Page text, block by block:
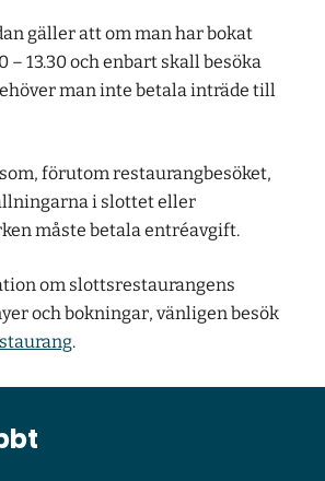
gäller att om man har bokat
– 13.30 och enbart skall besöka
man inte betala inträde till
förutom restaurangbesöket,
i slottet eller
måste betala entréavgift.
om slottsrestaurangens
och bokningar, vänligen besök
.